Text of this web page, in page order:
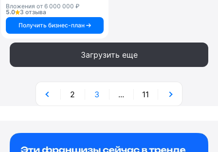
Вложения от 6 000 000 ₽
5.0
3 отзыва
Получить бизнес-план
Загрузить еще
2 3 ... 11